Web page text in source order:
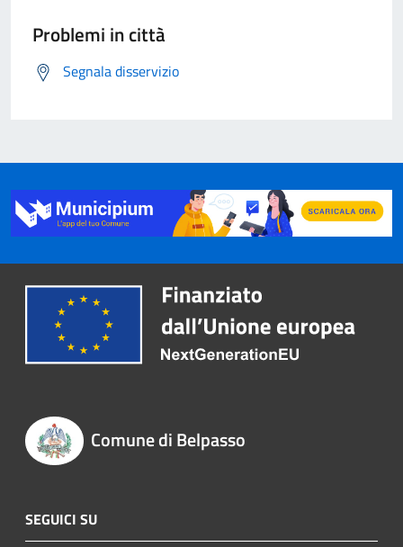
Problemi in città
Segnala disservizio
Comune di Belpasso
SEGUICI SU